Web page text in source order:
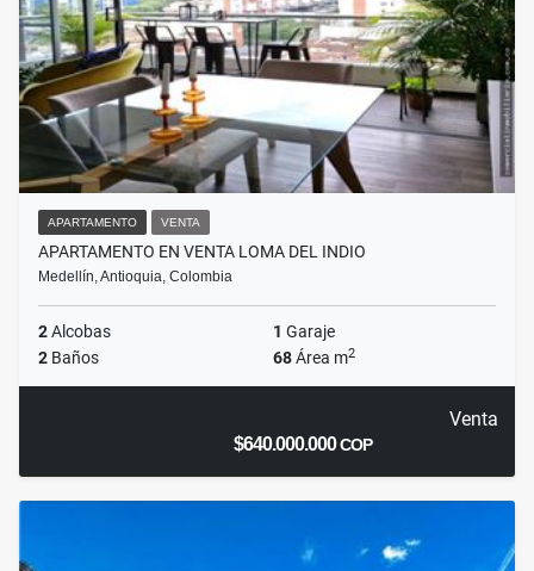
APARTAMENTO VENTA
APARTAMENTO EN VENTA LOMA DEL INDIO
Medellín, Antioquia, Colombia
2Alcobas 1 Garaje
2 Baños 68Área m2
Venta
$640.000.000COP